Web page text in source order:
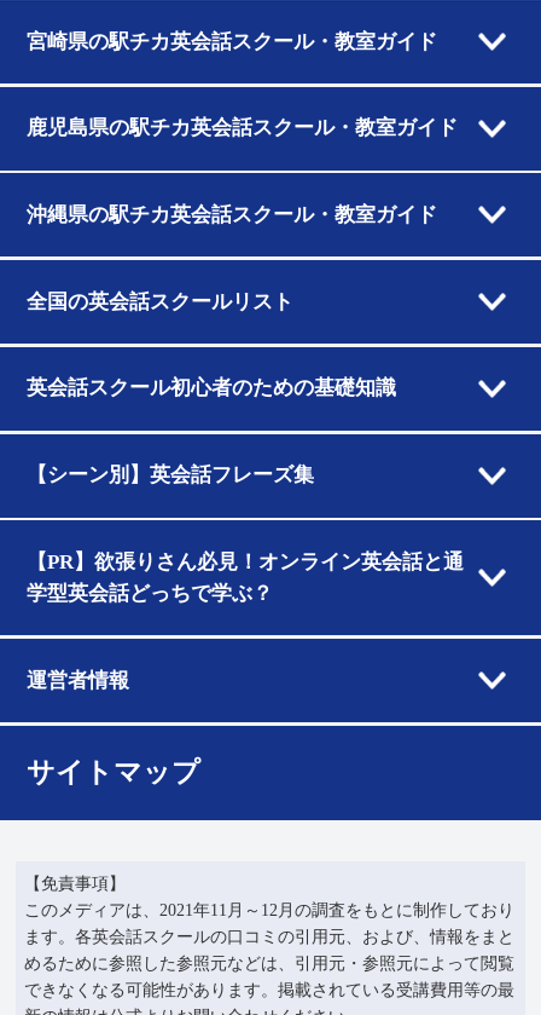
宮崎県の駅チカ英会話スクール・教室ガイド
鹿児島県の駅チカ英会話スクール・教室ガイド
沖縄県の駅チカ英会話スクール・教室ガイド
全国の英会話スクールリスト
英会話スクール初心者のための基礎知識
【シーン別】英会話フレーズ集
【PR】欲張りさん必見！オンライン英会話と通
学型英会話どっちで学ぶ？
運営者情報
サイトマップ
【免責事項】
このメディアは、2021年11月～12月の調査をもとに制作しており
ます。各英会話スクールの口コミの引用元、および、情報をまと
めるために参照した参照元などは、引用元・参照元によって閲覧
できなくなる可能性があります。掲載されている受講費用等の最